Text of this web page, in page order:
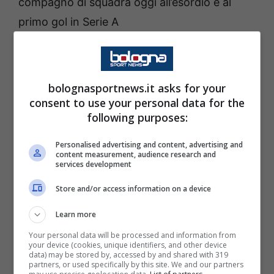
primo gol in Serie A
Io sono felice di essere qui,
voglio giocare e aiutare la
squadra, questo è la cosa
più importante per me.
Sono veramente contento
per Venturino, è un ragazzo
che lavora tutti i giorni forte
ed è anche una grande
persona.
bolognasportnews.it asks for your
consent to use your personal data for the
following purposes:
Personalised advertising and content, advertising and
content measurement, audience research and
services development
Store and/or access information on a device
Learn more
Your personal data will be processed and information from
your device (cookies, unique identifiers, and other device
data) may be stored by, accessed by and shared with 319
partners, or used specifically by this site. We and our partners